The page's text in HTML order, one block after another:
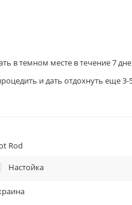
в темном месте в течение 7
и дать отдохнуть еще 3-
Rod
Настойка